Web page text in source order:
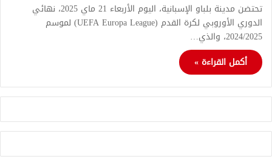
تحتضن مدينة بلباو الإسبانية، اليوم الأربعاء 21 ماي 2025، نهائي
الدوري الأوروبي لكرة القدم (UEFA Europa League) لموسم
2024/2025، والذي…
أكمل القراءة »